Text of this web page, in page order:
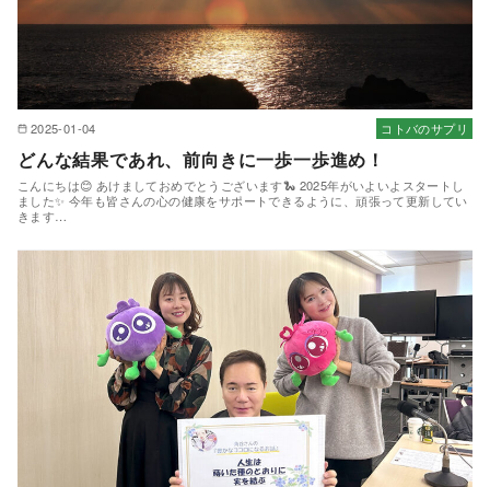
2025-01-04 コトバのサプリ
どんな結果であれ、前向きに一歩一歩進め！
こんにちは😊 あけましておめでとうございます🐍 2025年がいよいよスタートし
ました✨ 今年も皆さんの心の健康をサポートできるように、頑張って更新してい
きます…